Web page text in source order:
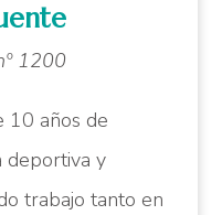
1200
10 años de
deportiva y
trabajo tanto en